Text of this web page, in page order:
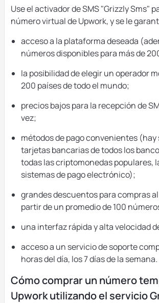
Use el activador de SMS "Grizzly Sms"
número virtual de Upwork, y se le
acceso a la plataforma deseada
números disponibles para más de
la posibilidad de elegir un operador
200 países de todo el mundo;
precios bajos para la recepción de
vez;
métodos de pago convenientes (hay
tarjetas bancarias de todos los
todas las criptomonedas populares,
sistemas de pago electrónico);
grandes descuentos para compras
partir de un promedio de 100
una interfaz rápida y alta velocidad
acceso a un servicio de soporte
horas del día, los 7 días de la semana.
Cómo comprar un número
Upwork utilizando el servicio